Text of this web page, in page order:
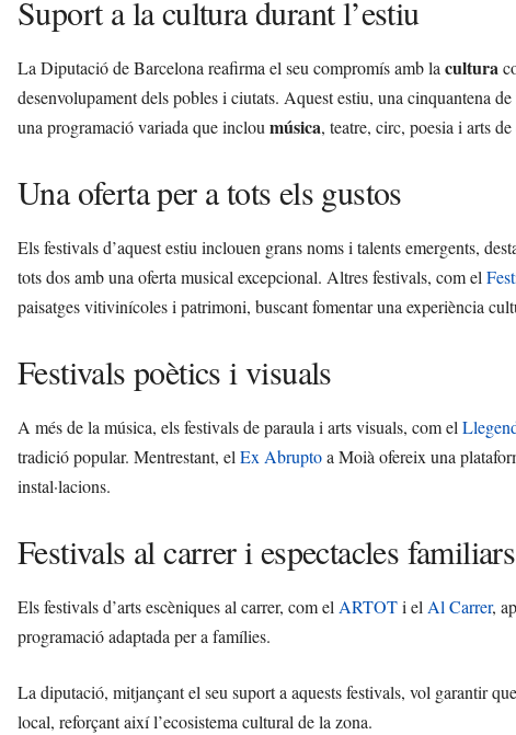
Suport a la cultura durant l’estiu
La Diputació de Barcelona reafirma el seu compromís amb lacultura
desenvolupament dels pobles i ciutats. Aquest estiu, una cinquantena de
una programació variada que incloumúsica, teatre, circ, poesia i arts
Una oferta per a tots els gustos
Els festivals d’aquest estiu inclouen grans noms i talents emergents,
tots dos amb una oferta musical excepcional. Altres festivals, com el
paisatges vitivinícoles i patrimoni, buscant fomentar una experiència
Festivals poètics i visuals
A més de la música, els festivals de paraula i arts visuals, com el
tradició popular. Mentrestant, elEx Abruptoa Moià ofereix una
instal·lacions.
Festivals al carrer i espectacles familiars
Els festivals d’arts escèniques al carrer, com elARTOTi elAl Carrer,
programació adaptada per a famílies.
La diputació, mitjançant el seu suport a aquests festivals, vol garantir
local, reforçant així l’ecosistema cultural de la zona.